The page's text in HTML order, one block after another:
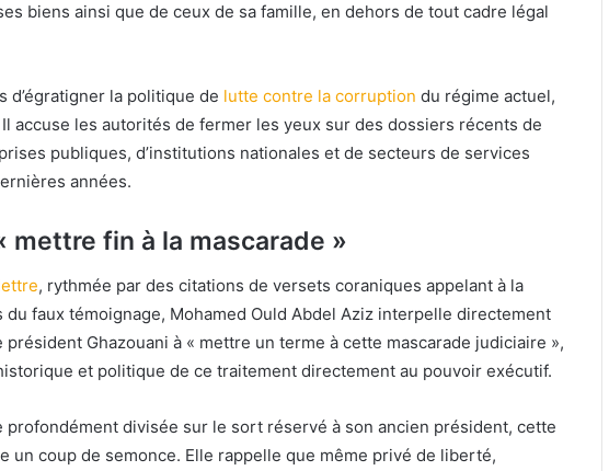
biens ainsi que de ceux de sa famille, en dehors de tout cadre légal
d’égratigner la politique de lutte contre la corruption du régime actuel,
accuse les autorités de fermer les yeux sur des dossiers récents de
publiques, d’institutions nationales et de secteurs de services
années.
mettre fin à la mascarade »
, rythmée par des citations de versets coraniques appelant à la
faux témoignage, Mohamed Ould Abdel Aziz interpelle directement
Ghazouani à « mettre un terme à cette mascarade judiciaire »,
et politique de ce traitement directement au pouvoir exécutif.
profondément divisée sur le sort réservé à son ancien président, cette
un coup de semonce. Elle rappelle que même privé de liberté,